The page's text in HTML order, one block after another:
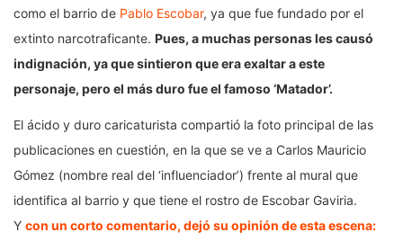
como el barrio de Pablo Escobar, ya que fue fundado por el
extinto narcotraficante. Pues, a muchas personas les causó
indignación, ya que sintieron que era exaltar a este
personaje, pero el más duro fue el famoso ‘Matador’.
El ácido y duro caricaturista compartió la foto principal de las
publicaciones en cuestión, en la que se ve a Carlos Mauricio
Gómez (nombre real del ‘influenciador’) frente al mural que
identifica al barrio y que tiene el rostro de Escobar Gaviria.
Y con un corto comentario, dejó su opinión de esta escena: